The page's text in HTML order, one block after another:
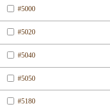
#5000
#5020
#5040
#5050
#5180